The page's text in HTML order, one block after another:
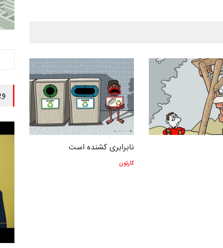
نابرابری کشنده است
کارتون